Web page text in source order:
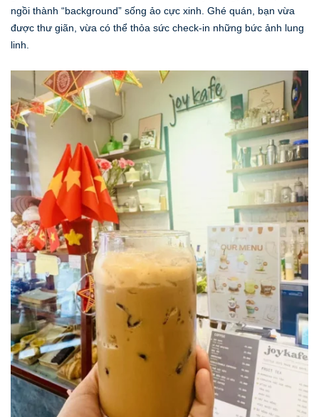
ngồi thành “background” sống ảo cực xinh. Ghé quán, bạn vừa
được thư giãn, vừa có thể thỏa sức check-in những bức ảnh lung
linh.